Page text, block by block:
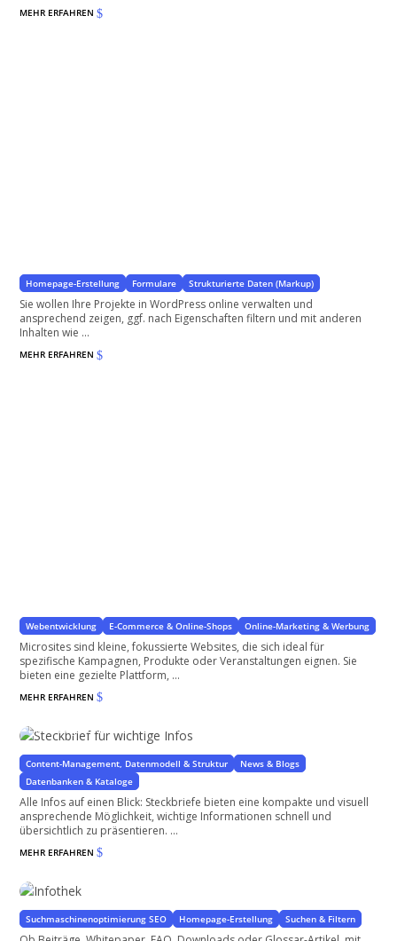
MEHR ERFAHREN$
Homepage-Erstellung Formulare Strukturierte Daten (Markup)
Sie wollen Ihre Projekte in WordPress online verwalten und
ansprechend zeigen, ggf. nach Eigenschaften filtern und mit anderen
Inhalten wie ...
MEHR ERFAHREN$
Webentwicklung E-Commerce & Online-Shops Online-Marketing & Werbung
Microsites sind kleine, fokussierte Websites, die sich ideal für
spezifische Kampagnen, Produkte oder Veranstaltungen eignen. Sie
bieten eine gezielte Plattform, ...
MEHR ERFAHREN$
Steckbrief für wichtige Infos
Die wichtigsten Infos auf einen Blick
Content-Management, Datenmodell & Struktur
News & Blogs
Datenbanken & Kataloge
Alle Infos auf einen Blick: Steckbriefe bieten eine kompakte und visuell
ansprechende Möglichkeit, wichtige Informationen schnell und
übersichtlich zu präsentieren. ...
MEHR ERFAHREN$
Wissen erschließen und teilen
Suchmaschinenoptimierung SEO Homepage-Erstellung Suchen & Filtern